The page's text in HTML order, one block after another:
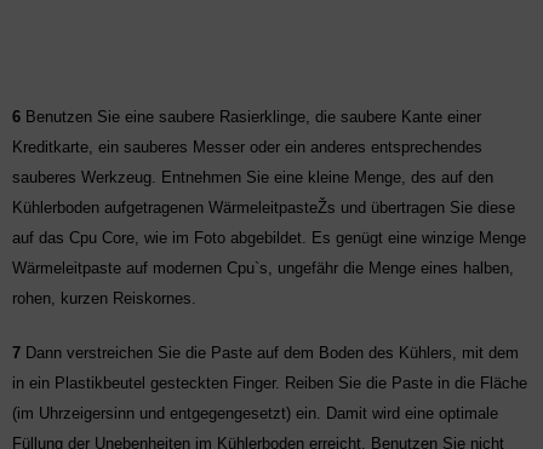
6 Benutzen Sie eine saubere Rasierklinge, die saubere Kante einer
Kreditkarte, ein sauberes Messer oder ein anderes entsprechendes
sauberes Werkzeug. Entnehmen Sie eine kleine Menge, des auf den
Kühlerboden aufgetragenen WärmeleitpasteŽs und übertragen Sie diese
auf das Cpu Core, wie im Foto abgebildet. Es genügt eine winzige Menge
Wärmeleitpaste auf modernen Cpu`s, ungefähr die Menge eines halben,
rohen, kurzen Reiskornes.
7 Dann verstreichen Sie die Paste auf dem Boden des Kühlers, mit dem
in ein Plastikbeutel gesteckten Finger. Reiben Sie die Paste in die Fläche
(im Uhrzeigersinn und entgegengesetzt) ein. Damit wird eine optimale
Füllung der Unebenheiten im Kühlerboden erreicht. Benutzen Sie nicht